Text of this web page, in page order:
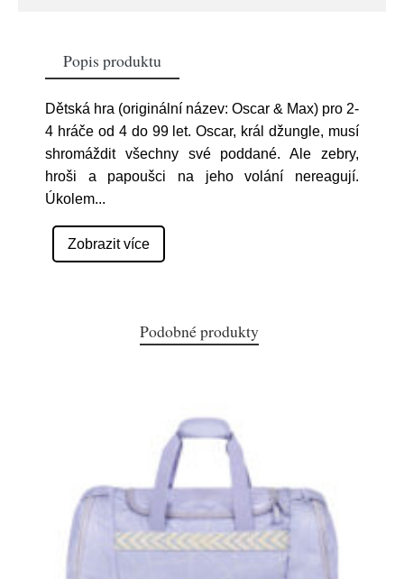
Popis produktu
Dětská hra (originální název: Oscar & Max) pro 2-
4 hráče od 4 do 99 let. Oscar, král džungle, musí
shromáždit všechny své poddané. Ale zebry,
hroši a papoušci na jeho volání nereagují.
Úkolem...
Zobrazit více
Podobné produkty